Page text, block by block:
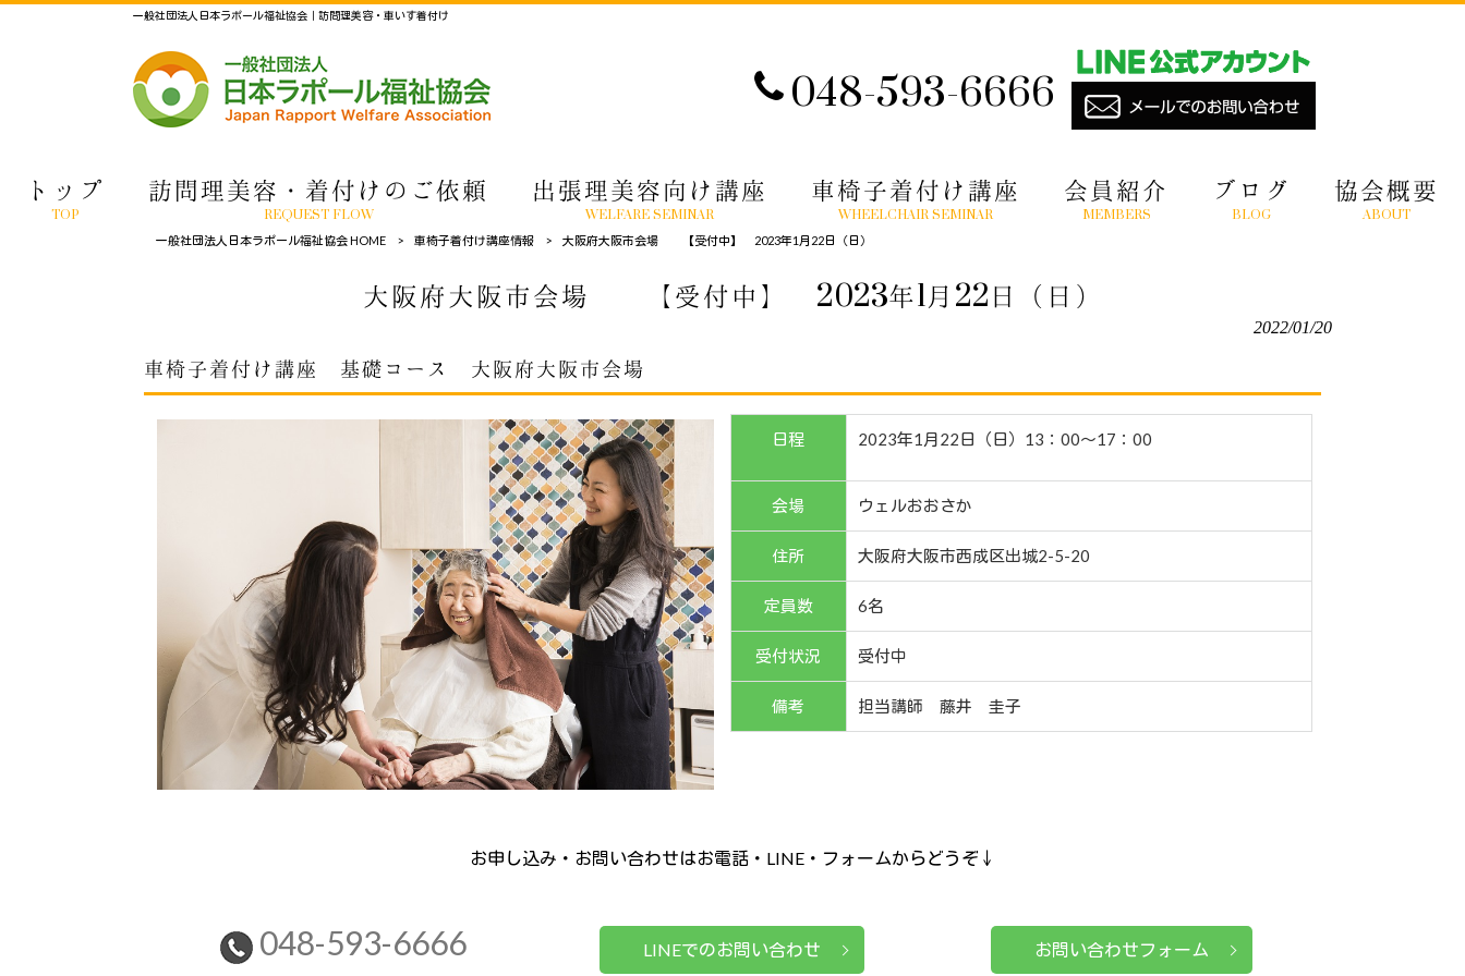
一般社団法人日本ラポール福祉協会｜訪問理美容・車いす着付け
048-593-6666
トップ
TOP
訪問理美容・着付けのご依頼
REQUEST FLOW
出張理美容向け講座
WELFARE SEMINAR
車椅子着付け講座
WHEELCHAIR SEMINAR
会員紹介
MEMBERS
ブログ
BLOG
協会概要
ABOUT
一般社団法人日本ラポール福祉協会 HOME > 車椅子着付け講座情報 > 大阪府大阪市会場 【受付中】 2023年1月22日（日）
大阪府大阪市会場 【受付中】 2023年1月22日（日）
2022/01/20
車椅子着付け講座 基礎コース 大阪府大阪市会場
日程 2023年1月22日（日）13：00〜17：00
会場 ウェルおおさか
住所 大阪府大阪市西成区出城2-5-20
定員数 6名
受付状況 受付中
備考 担当講師 藤井 圭子
お申し込み・お問い合わせはお電話・LINE・フォームからどうぞ↓
048-593-6666 LINEでのお問い合わせ お問い合わせフォーム